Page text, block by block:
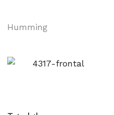
Humming